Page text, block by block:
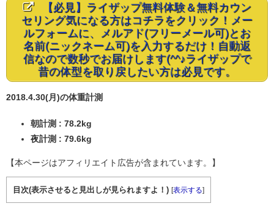
【必見】ライザップ無料体験＆無料カウン
セリング気になる方はコチラをクリック！メー
ルフォームに、メルアド(フリーメール可)とお
名前(ニックネーム可)を入力するだけ！自動返
信なので数秒でお届けします(^^♪ライザップで
昔の体型を取り戻したい方は必見です。
2018.4.30(月)の体重計測
朝計測 : 78.2kg
夜計測 : 79.6kg
【本ページはアフィリエイト広告が含まれています。】
目次(表示させると見出しが見られますよ！) [表示する]